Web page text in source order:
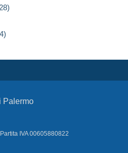
Palermo
IVA 00605880822